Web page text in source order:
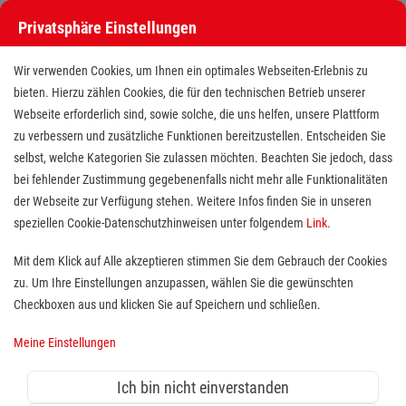
Ausbildung Pflegefachmann /
Pflegefachfrau (m/w/d) in Bottrop
Standort(e):Bottrop
Wir suchen dich!
Du siehst deine Zukunft in der Altenpflege? Dann bist
Privatsphäre Einstellungen
Wir verwenden Cookies, um Ihnen ein optimales Webseiten-Erlebnis zu
bieten. Hierzu zählen Cookies, die für den technischen Betrieb unserer
Webseite erforderlich sind, sowie solche, die uns helfen, unsere Plattform
zu verbessern und zusätzliche Funktionen bereitzustellen. Entscheiden Sie
selbst, welche Kategorien Sie zulassen möchten. Beachten Sie jedoch, dass
bei fehlender Zustimmung gegebenenfalls nicht mehr alle Funktionalitäten
der Webseite zur Verfügung stehen. Weitere Infos finden Sie in unseren
speziellen Cookie-Datenschutzhinweisen unter folgendem Link.
Mit dem Klick auf Alle akzeptieren stimmen Sie dem Gebrauch der Cookies
zu. Um Ihre Einstellungen anzupassen, wählen Sie die gewünschten
Checkboxen aus und klicken Sie auf Speichern und schließen.
Meine Einstellungen
Ich bin nicht einverstanden